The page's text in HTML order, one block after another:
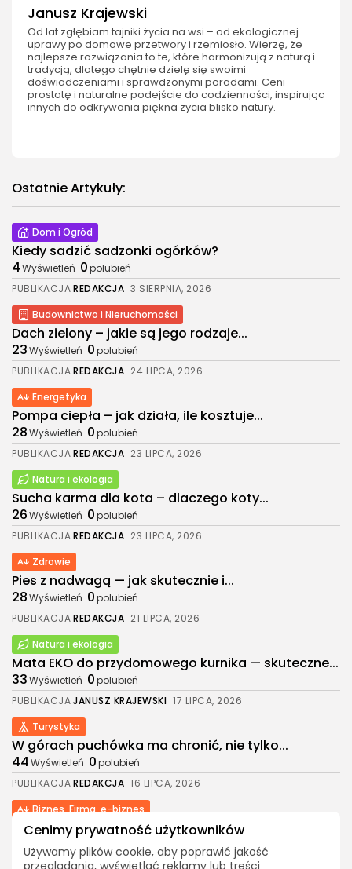
Cenimy prywatność użytkowników
Używamy plików cookie, aby poprawić jakość
przeglądania, wyświetlać reklamy lub treści
2026. Wszelkie prawa zastrzeżone. Treści w
portalu są chronione prawem autorskim.
Janusz Krajewski
Od lat zgłębiam tajniki życia na wsi – od ekologicznej
uprawy po domowe przetwory i rzemiosło. Wierzę, że
najlepsze rozwiązania to te, które harmonizują z naturą i
tradycją, dlatego chętnie dzielę się swoimi
doświadczeniami i sprawdzonymi poradami. Ceni
prostotę i naturalne podejście do codzienności, inspirując
innych do odkrywania piękna życia blisko natury.
Ostatnie Artykuły:
Dom i Ogród
Kiedy sadzić sadzonki ogórków?
4Wyświetleń 0polubień
PUBLIKACJAREDAKCJA 3 SIERPNIA, 2026
Budownictwo i Nieruchomości
Dach zielony – jakie są jego rodzaje...
23Wyświetleń 0polubień
PUBLIKACJAREDAKCJA 24 LIPCA, 2026
Energetyka
Pompa ciepła – jak działa, ile kosztuje...
28Wyświetleń 0polubień
PUBLIKACJAREDAKCJA 23 LIPCA, 2026
Natura i ekologia
Sucha karma dla kota – dlaczego koty...
26Wyświetleń 0polubień
PUBLIKACJAREDAKCJA 23 LIPCA, 2026
Zdrowie
Pies z nadwagą — jak skutecznie i...
28Wyświetleń 0polubień
PUBLIKACJAREDAKCJA 21 LIPCA, 2026
Natura i ekologia
Mata EKO do przydomowego kurnika — skuteczne...
33Wyświetleń 0polubień
PUBLIKACJAJANUSZ KRAJEWSKI 17 LIPCA, 2026
Turystyka
W górach puchówka ma chronić, nie tylko...
44Wyświetleń 0polubień
PUBLIKACJAREDAKCJA 16 LIPCA, 2026
Biznes, Firma, e-biznes
Prowadzisz firmę na wsi? Tych obowiązków
księgowych...
39Wyświetleń 0polubień